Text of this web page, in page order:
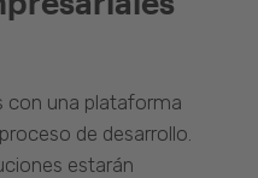
con una plataforma
de desarrollo.
estarán